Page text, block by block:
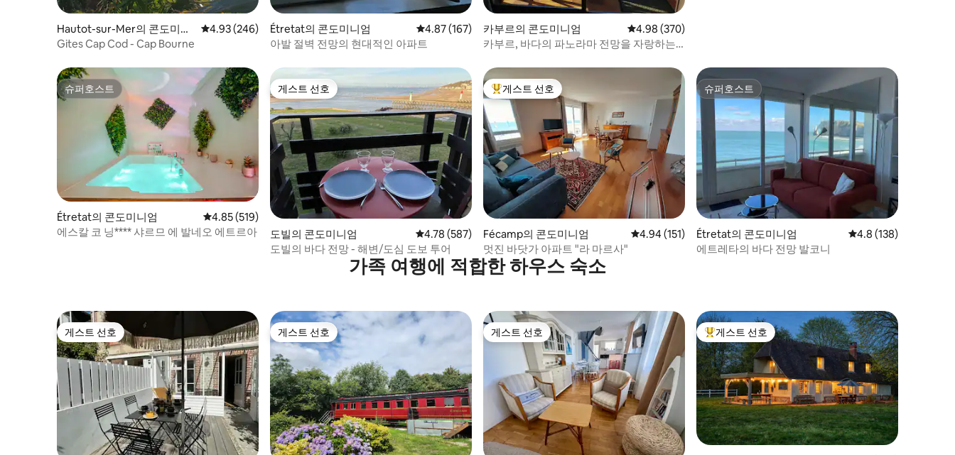
Hautot-sur-Mer의 콘도미니
엄
평점 4.93점(5점 만점), 후기 246개
4.93 (246)
Gites Cap Cod - Cap Bourne
Étretat의 콘도미니엄 평점 4.87점(5점 만점), 후기 167개
4.87 (167)
아발 절벽 전망의 현대적인 아파트
카부르의 콘도미니엄 평점 4.98점(5점 만점), 후기 370개
4.98 (370)
카부르, 바다의 파노라마 전망을 자랑하는
슈퍼호스트
슈퍼호스트
Étretat의 콘도미니엄 평점 4.85점(5점 만점), 후기 519개
4.85 (519)
에스칼 코 닝**** 샤르므 에 발네오 에트르아
게스트 선호
게스트 선호
도빌의 콘도미니엄 평점 4.78점(5점 만점), 후기 587개
4.78 (587)
도빌의 바다 전망 - 해변/도심 도보 투어
상위 게스트 선호
게스트 선호
Fécamp의 콘도미니엄 평점 4.94점(5점 만점), 후기 151개
4.94 (151)
멋진 바닷가 아파트 "라 마르사"
슈퍼호스트
슈퍼호스트
Étretat의 콘도미니엄 평점 4.8점(5점 만점),
4.8 (138)
에트레타의 바다 전망 발코니
가족 여행에 적합한 하우스 숙소
게스트 선호
게스트 선호 게스트 선호
게스트 선호 게스트 선호
게스트 선호 상위 게스트 선호
게스트 선호